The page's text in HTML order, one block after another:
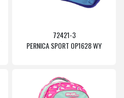
72421-3
PERNICA SPORT OP1628 WY